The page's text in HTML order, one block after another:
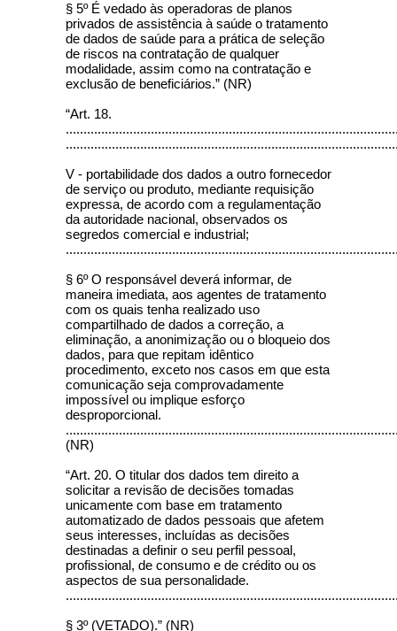
§ 5º É vedado às operadoras de planos
privados de assistência à saúde o tratamento
de dados de saúde para a prática de seleção
de riscos na contratação de qualquer
modalidade, assim como na contratação e
exclusão de beneficiários.” (NR)
“Art. 18.
V - portabilidade dos dados a outro fornecedor
de serviço ou produto, mediante requisição
expressa, de acordo com a regulamentação
da autoridade nacional, observados os
segredos comercial e industrial;
§ 6º O responsável deverá informar, de
maneira imediata, aos agentes de tratamento
com os quais tenha realizado uso
compartilhado de dados a correção, a
eliminação, a anonimização ou o bloqueio dos
dados, para que repitam idêntico
procedimento, exceto nos casos em que esta
comunicação seja comprovadamente
impossível ou implique esforço
desproporcional.
(NR)
“Art. 20. O titular dos dados tem direito a
solicitar a revisão de decisões tomadas
unicamente com base em tratamento
automatizado de dados pessoais que afetem
seus interesses, incluídas as decisões
destinadas a definir o seu perfil pessoal,
profissional, de consumo e de crédito ou os
aspectos de sua personalidade.
§ 3º (VETADO).” (NR)